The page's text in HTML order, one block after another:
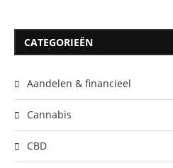
CATEGORIEËN
Aandelen & financieel
Cannabis
CBD